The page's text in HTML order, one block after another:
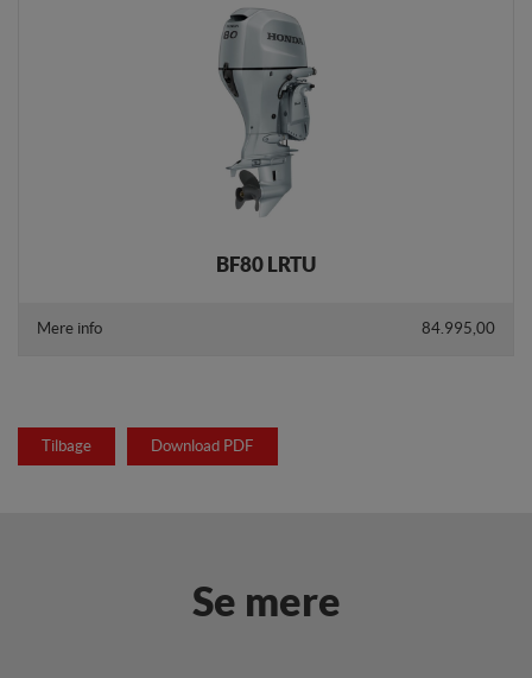
BF80 LRTU
84.995,00
Mere info
Tilbage Download PDF
Se mere